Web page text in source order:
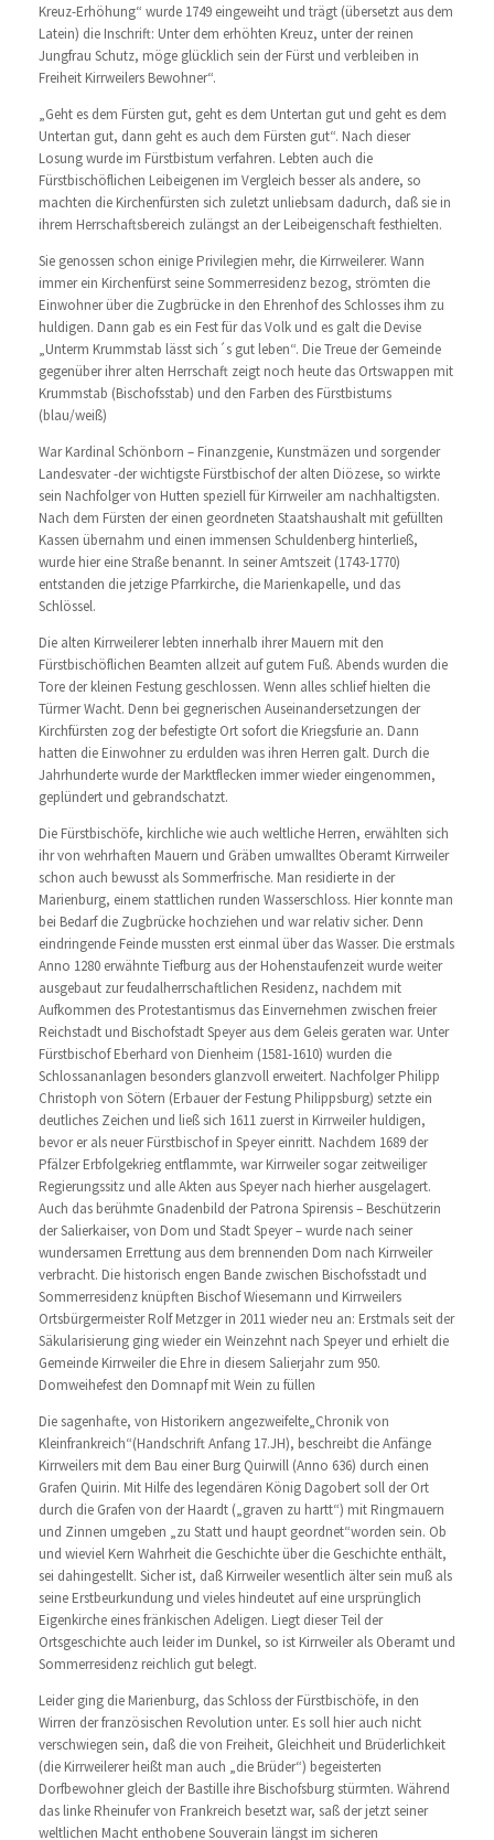
Kreuz-Erhöhung“ wurde 1749 eingeweiht und trägt (übersetzt aus dem
Latein) die Inschrift: Unter dem erhöhten Kreuz, unter der reinen
Jungfrau Schutz, möge glücklich sein der Fürst und verbleiben in
Freiheit Kirrweilers Bewohner“.
„Geht es dem Fürsten gut, geht es dem Untertan gut und geht es dem
Untertan gut, dann geht es auch dem Fürsten gut“. Nach dieser
Losung wurde im Fürstbistum verfahren. Lebten auch die
Fürstbischöflichen Leibeigenen im Vergleich besser als andere, so
machten die Kirchenfürsten sich zuletzt unliebsam dadurch, daß sie in
ihrem Herrschaftsbereich zulängst an der Leibeigenschaft festhielten.
Sie genossen schon einige Privilegien mehr, die Kirrweilerer. Wann
immer ein Kirchenfürst seine Sommerresidenz bezog, strömten die
Einwohner über die Zugbrücke in den Ehrenhof des Schlosses ihm zu
huldigen. Dann gab es ein Fest für das Volk und es galt die Devise
„Unterm Krummstab lässt sich´s gut leben“. Die Treue der Gemeinde
gegenüber ihrer alten Herrschaft zeigt noch heute das Ortswappen mit
Krummstab (Bischofsstab) und den Farben des Fürstbistums
(blau/weiß)
War Kardinal Schönborn – Finanzgenie, Kunstmäzen und sorgender
Landesvater -der wichtigste Fürstbischof der alten Diözese, so wirkte
sein Nachfolger von Hutten speziell für Kirrweiler am nachhaltigsten.
Nach dem Fürsten der einen geordneten Staatshaushalt mit gefüllten
Kassen übernahm und einen immensen Schuldenberg hinterließ,
wurde hier eine Straße benannt. In seiner Amtszeit (1743-1770)
entstanden die jetzige Pfarrkirche, die Marienkapelle, und das
Schlössel.
Die alten Kirrweilerer lebten innerhalb ihrer Mauern mit den
Fürstbischöflichen Beamten allzeit auf gutem Fuß. Abends wurden die
Tore der kleinen Festung geschlossen. Wenn alles schlief hielten die
Türmer Wacht. Denn bei gegnerischen Auseinandersetzungen der
Kirchfürsten zog der befestigte Ort sofort die Kriegsfurie an. Dann
hatten die Einwohner zu erdulden was ihren Herren galt. Durch die
Jahrhunderte wurde der Marktflecken immer wieder eingenommen,
geplündert und gebrandschatzt.
Die Fürstbischöfe, kirchliche wie auch weltliche Herren, erwählten sich
ihr von wehrhaften Mauern und Gräben umwalltes Oberamt Kirrweiler
schon auch bewusst als Sommerfrische. Man residierte in der
Marienburg, einem stattlichen runden Wasserschloss. Hier konnte man
bei Bedarf die Zugbrücke hochziehen und war relativ sicher. Denn
eindringende Feinde mussten erst einmal über das Wasser. Die erstmals
Anno 1280 erwähnte Tiefburg aus der Hohenstaufenzeit wurde weiter
ausgebaut zur feudalherrschaftlichen Residenz, nachdem mit
Aufkommen des Protestantismus das Einvernehmen zwischen freier
Reichstadt und Bischofstadt Speyer aus dem Geleis geraten war. Unter
Fürstbischof Eberhard von Dienheim (1581-1610) wurden die
Schlossananlagen besonders glanzvoll erweitert. Nachfolger Philipp
Christoph von Sötern (Erbauer der Festung Philippsburg) setzte ein
deutliches Zeichen und ließ sich 1611 zuerst in Kirrweiler huldigen,
bevor er als neuer Fürstbischof in Speyer einritt. Nachdem 1689 der
Pfälzer Erbfolgekrieg entflammte, war Kirrweiler sogar zeitweiliger
Regierungssitz und alle Akten aus Speyer nach hierher ausgelagert.
Auch das berühmte Gnadenbild der Patrona Spirensis – Beschützerin
der Salierkaiser, von Dom und Stadt Speyer – wurde nach seiner
wundersamen Errettung aus dem brennenden Dom nach Kirrweiler
verbracht. Die historisch engen Bande zwischen Bischofsstadt und
Sommerresidenz knüpften Bischof Wiesemann und Kirrweilers
Ortsbürgermeister Rolf Metzger in 2011 wieder neu an: Erstmals seit der
Säkularisierung ging wieder ein Weinzehnt nach Speyer und erhielt die
Gemeinde Kirrweiler die Ehre in diesem Salierjahr zum 950.
Domweihefest den Domnapf mit Wein zu füllen
Die sagenhafte, von Historikern angezweifelte„Chronik von
Kleinfrankreich“(Handschrift Anfang 17.JH), beschreibt die Anfänge
Kirrweilers mit dem Bau einer Burg Quirwill (Anno 636) durch einen
Grafen Quirin. Mit Hilfe des legendären König Dagobert soll der Ort
durch die Grafen von der Haardt („graven zu hartt“) mit Ringmauern
und Zinnen umgeben „zu Statt und haupt geordnet“worden sein. Ob
und wieviel Kern Wahrheit die Geschichte über die Geschichte enthält,
sei dahingestellt. Sicher ist, daß Kirrweiler wesentlich älter sein muß als
seine Erstbeurkundung und vieles hindeutet auf eine ursprünglich
Eigenkirche eines fränkischen Adeligen. Liegt dieser Teil der
Ortsgeschichte auch leider im Dunkel, so ist Kirrweiler als Oberamt und
Sommerresidenz reichlich gut belegt.
Leider ging die Marienburg, das Schloss der Fürstbischöfe, in den
Wirren der französischen Revolution unter. Es soll hier auch nicht
verschwiegen sein, daß die von Freiheit, Gleichheit und Brüderlichkeit
(die Kirrweilerer heißt man auch „die Brüder“) begeisterten
Dorfbewohner gleich der Bastille ihre Bischofsburg stürmten. Während
das linke Rheinufer von Frankreich besetzt war, saß der jetzt seiner
weltlichen Macht enthobene Souverain längst im sicheren